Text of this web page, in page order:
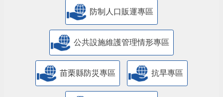
防制人口販運專區
​公共設施維護管理情形專區
苗栗縣防災專區 抗旱專區